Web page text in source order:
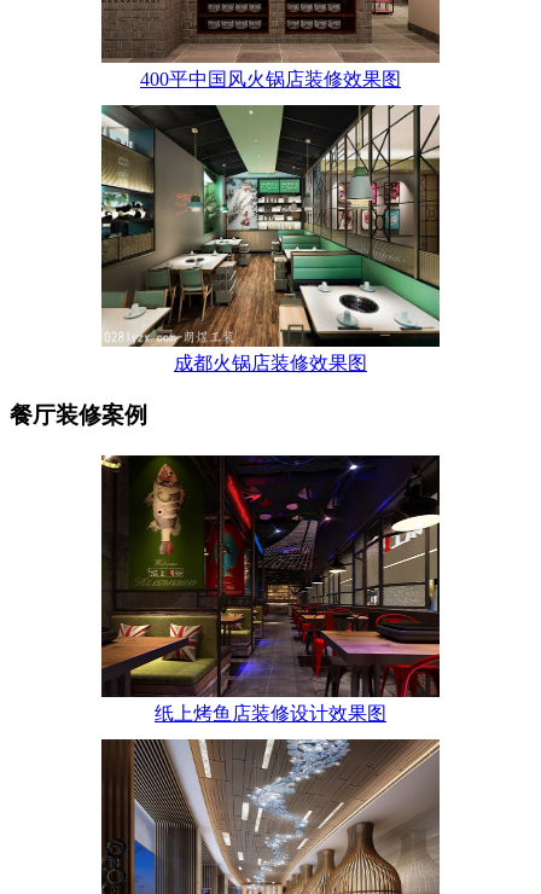
400平中国风火锅店装修效果图
成都火锅店装修效果图
餐厅装修案例
纸上烤鱼店装修设计效果图